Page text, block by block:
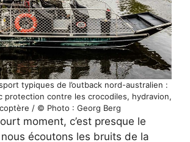
typiques de l’outback nord-australien :
protection contre les crocodiles, hydravion,
/ © Photo : Georg Berg
moment, c’est presque le
écoutons les bruits de la